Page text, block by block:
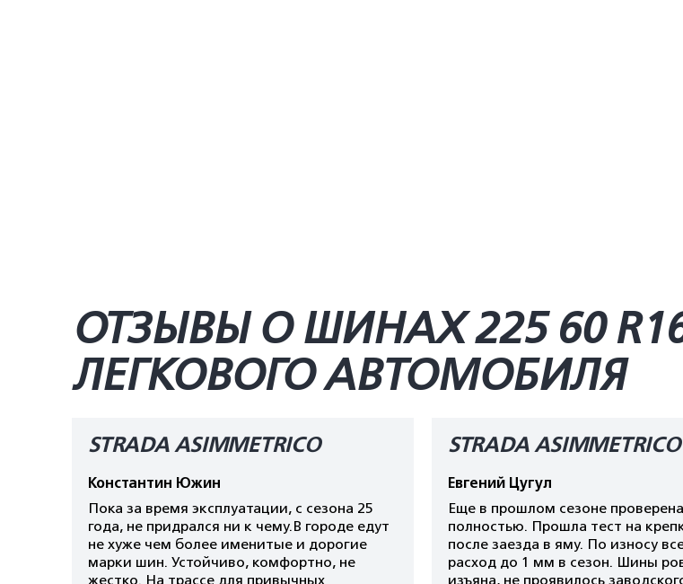
ОТЗЫВЫ О ШИНАХ 225 60
ЛЕГКОВОГО АВТОМОБИЛЯ
STRADA ASIMMETRICO
Константин Южин
Пока за время эксплуатации, с сезона 25
года, не придрался ни к чему.В городе едут
не хуже чем более именитые и дорогие
марки шин. Устойчиво, комфортно, не
жестко. На трассе для привычных
STRADA ASIMMETRICO
Евгений Цугул
Еще в прошлом сезоне проверена
полностью. Прошла тест на
после заезда в яму. По износу
расход до 1 мм в сезон. Шины
изъяна, не проявилось